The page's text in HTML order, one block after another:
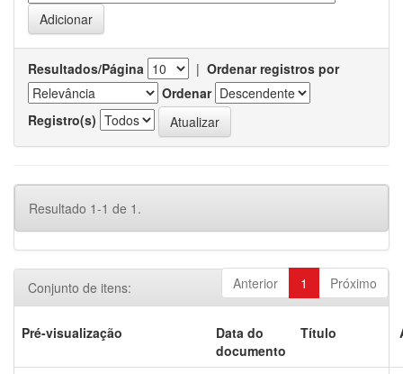
Resultados/Página | Ordenar registros por
Ordenar
Registro(s)
Resultado 1-1 de 1.
Anterior 1 Próximo
Conjunto de itens:
Pré-visualização
Data do
documento
Título